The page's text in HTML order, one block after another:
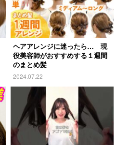
ヘアアレンジに迷ったら… 現
役美容師がおすすめする１週間
のまとめ髪
2024.07.22